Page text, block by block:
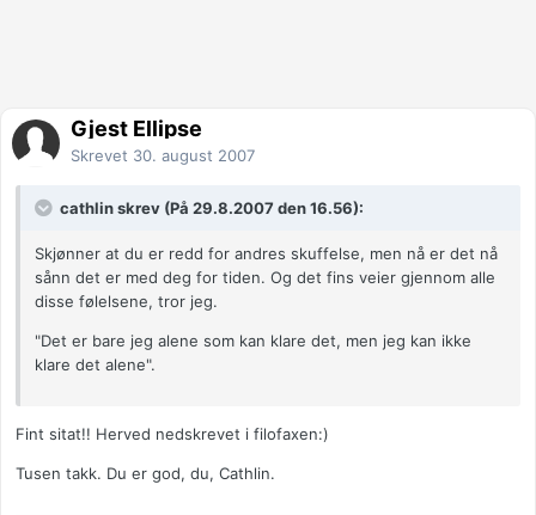
Gjest Ellipse
Skrevet 30. august 2007
cathlin skrev (På 29.8.2007 den 16.56):
Skjønner at du er redd for andres skuffelse, men nå er det nå
sånn det er med deg for tiden. Og det fins veier gjennom alle
disse følelsene, tror jeg.
"Det er bare jeg alene som kan klare det, men jeg kan ikke
klare det alene".
Fint sitat!! Herved nedskrevet i filofaxen:)
Tusen takk. Du er god, du, Cathlin.